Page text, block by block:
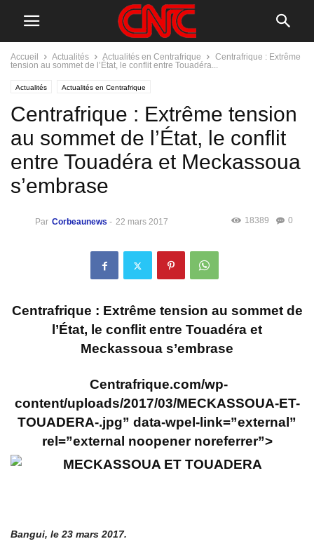
Accueil Actualités Actualités en Centrafrique
Centrafrique : Extrême
tension au sommet de l’État, le conflit entre Touadéra...
Actualités Actualités en Centrafrique
Centrafrique : Extrême tension
au sommet de l’État, le conflit
entre Touadéra et Meckassoua
s’embrase
Par Corbeaunews - 22 mars 2017 0
18389
Centrafrique : Extrême tension au sommet de
l’État, le conflit entre Touadéra et
Meckassoua s’embrase
Centrafrique.com/wp-
content/uploads/2017/03/MECKASSOUA-ET-
TOUADERA-.jpg” data-wpel-link=”external”
rel=”external noopener noreferrer”>
Bangui, le 23 mars 2017.